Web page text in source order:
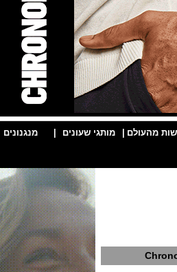
| מותגי שעונים | מנגנונים |